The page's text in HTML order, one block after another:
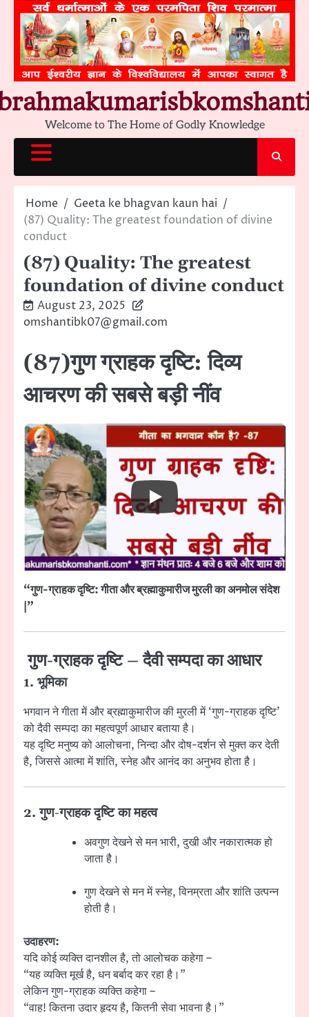
content
Welcome to The Home of Godly Knowledge
Home
Geeta ke bhagvan kaun hai
(87) Quality: The greatest foundation of divine
conduct
(87) Quality: The greatest
foundation of divine conduct
August 23, 2025
omshantibk07@gmail.com
(87)गुण ग्राहक दृष्टि: दिव्य
आचरण की सबसे बड़ी नींव
“गुण-ग्राहक दृष्टि: गीता और ब्रह्माकुमारीज मुरली का अनमोल संदेश
|”
गुण-ग्राहक दृष्टि – दैवी सम्पदा का आधार
1. भूमिका
भगवान ने गीता में और ब्रह्माकुमारीज की मुरली में ‘गुण-ग्राहक दृष्टि’
को दैवी सम्पदा का महत्वपूर्ण आधार बताया है।
यह दृष्टि मनुष्य को आलोचना, निन्दा और दोष-दर्शन से मुक्त कर देती
है, जिससे आत्मा में शांति, स्नेह और आनंद का अनुभव होता है।
2. गुण-ग्राहक दृष्टि का महत्व
अवगुण देखने से मन भारी, दुखी और नकारात्मक हो
जाता है।
गुण देखने से मन में स्नेह, विनम्रता और शांति उत्पन्न
होती है।
उदाहरण:
यदि कोई व्यक्ति दानशील है, तो आलोचक कहेगा –
“यह व्यक्ति मूर्ख है, धन बर्बाद कर रहा है।”
लेकिन गुण-ग्राहक व्यक्ति कहेगा –
“वाह! कितना उदार हृदय है, कितनी सेवा भावना है।”